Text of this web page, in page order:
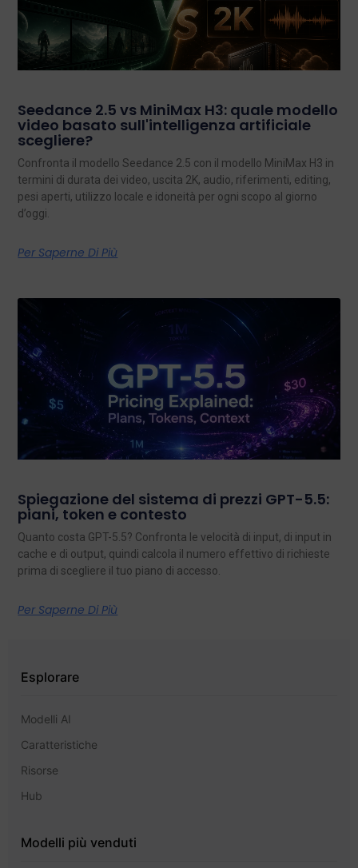
Seedance 2.5 vs MiniMax H3: quale modello
video basato sull'intelligenza artificiale
scegliere?
Confronta il modello Seedance 2.5 con il modello MiniMax H3 in
termini di durata dei video, uscita 2K, audio, riferimenti, editing,
pesi aperti, utilizzo locale e idoneità per ogni scopo al giorno
d’oggi.
Per Saperne Di Più
Spiegazione del sistema di prezzi GPT-5.5:
piani, token e contesto
Quanto costa GPT-5.5? Confronta le velocità di input, di input in
cache e di output, quindi calcola il numero effettivo di richieste
prima di scegliere il tuo piano di accesso.
Per Saperne Di Più
Esplorare
Modelli AI
Caratteristiche
Risorse
Hub
Modelli più venduti